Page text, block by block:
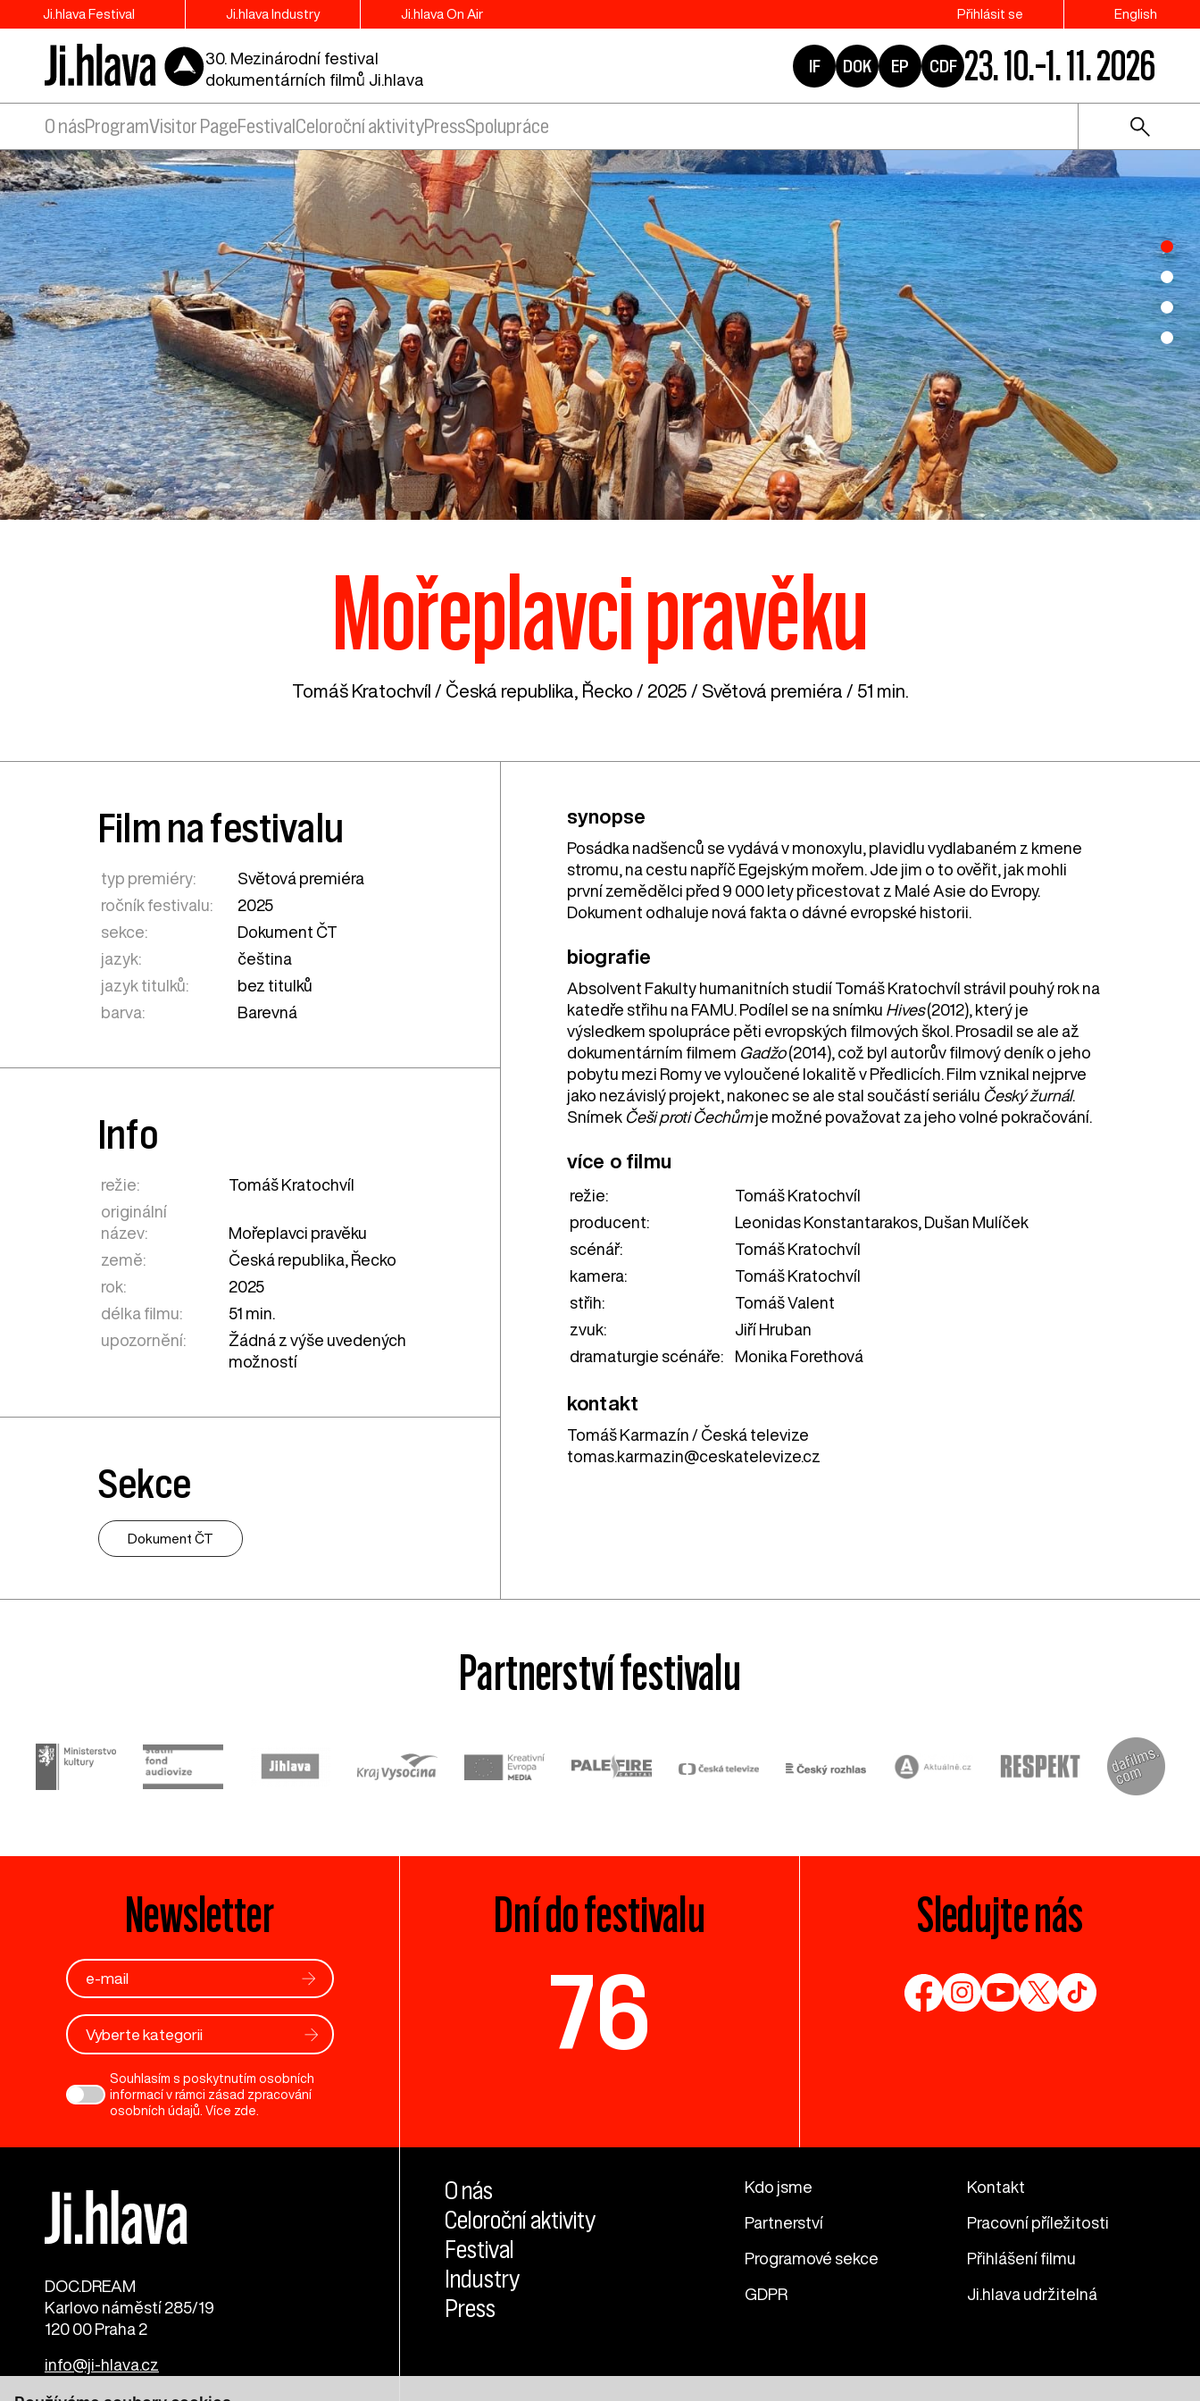
Ji.hlava Festival Ji.hlava Industry Ji.hlava On Air Přihlásit se English
30. Mezinárodní festival
dokumentárních filmů Ji.hlava
IF DOK EP CDF 23. 10.–1. 11. 2026
O násProgramVisitor PageFestival Celoroční aktivityPressSpolupráce
Mořeplavci pravěku
Tomáš Kratochvíl / Česká republika Řecko / 2025 / Světová premiéra / 51 min.
synopse
Posádka nadšenců se vydává v monoxylu, plavidlu vydlabaném z kmene
stromu, na cestu napříč Egejským mořem. Jde jim o to ověřit, jak mohli
první zemědělci před 9 000 lety přicestovat z Malé Asie do Evropy.
Dokument odhaluje nová fakta o dávné evropské historii.
biografie
Absolvent Fakulty humanitních studií Tomáš Kratochvíl strávil pouhý rok na
katedře střihu na FAMU. Podílel se na snímku Hives(2012), který je
výsledkem spolupráce pěti evropských filmových škol. Prosadil se ale až
dokumentárním filmem Gadžo(2014), což byl autorův filmový deník o jeho
pobytu mezi Romy ve vyloučené lokalitě v Předlicích. Film vznikal nejprve
jako nezávislý projekt, nakonec se ale stal součástí seriálu Český žurnál.
Snímek Češi proti Čechůmje možné považovat za jeho volné pokračování.
více o filmu
režie:
Tomáš Kratochvíl
producent:
Leonidas Konstantarakos, Dušan Mulíček
scénář:
Tomáš Kratochvíl
kamera:
Tomáš Kratochvíl
střih:
Tomáš Valent
zvuk:
Jiří Hruban
dramaturgie scénáře:
Monika Forethová
kontakt
Tomáš Karmazín / Česká televize
tomas.karmazin@ceskatelevize.cz
Film na festivalu
typ premiéry:
Světová premiéra
ročník festivalu:
2025
sekce:
Dokument ČT
jazyk:
čeština
jazyk titulků:
bez titulků
barva:
Barevná
Info
režie:
Tomáš Kratochvíl
originální
název:
Mořeplavci pravěku
země:
Česká republika Řecko
rok:
2025
délka filmu:
51 min.
upozornění:
Žádná z výše uvedených
možností
Sekce
Dokument ČT
Partnerství festivalu
Newsletter
Vyberte kategorii
Souhlasím s poskytnutím osobních
informací v rámci zásad zpracování
osobních údajů. Více zde.
Dní do festivalu
76
Sledujte nás
DOC.DREAM​
Karlovo náměstí 285/19
120 00 Praha 2
info@ji-hlava.cz
O nás
Celoroční aktivity
Festival
Industry
Press
Kdo jsme Kontakt
Partnerství Pracovní příležitosti
Programové sekce Přihlášení filmu
GDPR Ji.hlava udržitelná